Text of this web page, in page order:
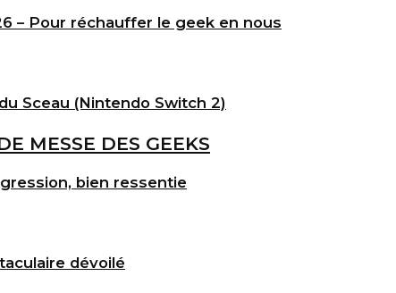
– Pour réchauffer le geek en nous
Sceau (Nintendo Switch 2)
bien ressentie
dévoilé